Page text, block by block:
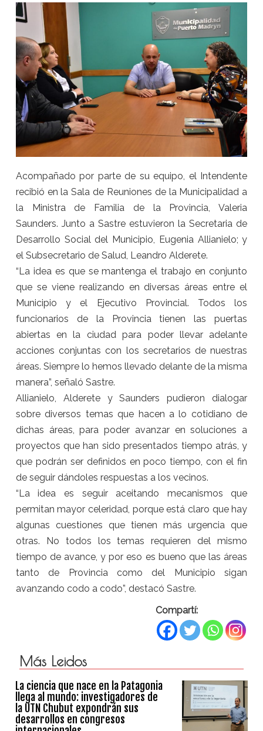
Acompañado por parte de su equipo, el Intendente
recibió en la Sala de Reuniones de la Municipalidad a
la Ministra de Familia de la Provincia, Valeria
Saunders. Junto a Sastre estuvieron la Secretaria de
Desarrollo Social del Municipio, Eugenia Allianielo; y
el Subsecretario de Salud, Leandro Alderete.
“La idea es que se mantenga el trabajo en conjunto
que se viene realizando en diversas áreas entre el
Municipio y el Ejecutivo Provincial. Todos los
funcionarios de la Provincia tienen las puertas
abiertas en la ciudad para poder llevar adelante
acciones conjuntas con los secretarios de nuestras
áreas. Siempre lo hemos llevado delante de la misma
manera”, señaló Sastre.
Allianielo, Alderete y Saunders pudieron dialogar
sobre diversos temas que hacen a lo cotidiano de
dichas áreas, para poder avanzar en soluciones a
proyectos que han sido presentados tiempo atrás, y
que podrán ser definidos en poco tiempo, con el fin
de seguir dándoles respuestas a los vecinos.
“La idea es seguir aceitando mecanismos que
permitan mayor celeridad, porque está claro que hay
algunas cuestiones que tienen más urgencia que
otras. No todos los temas requieren del mismo
tiempo de avance, y por eso es bueno que las áreas
tanto de Provincia como del Municipio sigan
avanzando codo a codo”, destacó Sastre.
Compartí:
Más Leidos
La ciencia que nace en la Patagonia
llega al mundo: investigadores de
la UTN Chubut expondrán sus
desarrollos en congresos